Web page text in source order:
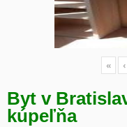
« ‹
Byt v
kúpeľňa